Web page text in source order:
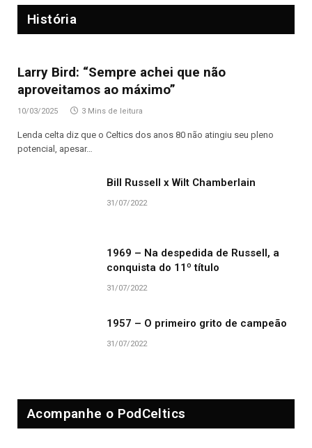
História
Larry Bird: “Sempre achei que não
aproveitamos ao máximo”
10/03/2025 3 Mins de leitura
Lenda celta diz que o Celtics dos anos 80 não atingiu seu pleno
potencial, apesar…
Bill Russell x Wilt Chamberlain
31/07/2022
1969 – Na despedida de Russell, a
conquista do 11º título
31/07/2022
1957 – O primeiro grito de campeão
31/07/2022
Acompanhe o PodCeltics